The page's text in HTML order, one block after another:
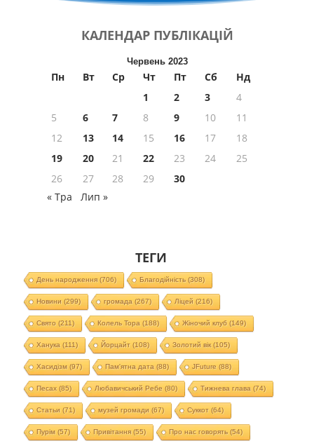
КАЛЕНДАР ПУБЛІКАЦІЙ
Червень 2023
Пн Вт Ср Чт Пт Сб
Нд
1
2 3
4
5
6 7 8 9 10
11
12
13 14 15 16 17
18
19
20 21 22 23 24
25
26
27 28 29
30
« Тра
Лип »
ТЕГИ
День народження(706) Благодійність(308)
Новини (299) громада (267) Ліцей (216)
Свято (211) Колель Тора (188) Жіночий клуб (149)
Ханука (111) Йорцайт (108) Золотий вік(105)
Хасидізм (97) Пам'ятна дата (88) JFuture (88)
Песах(85) Любавичський Ребе (80) Тижнева глава (74)
Статьи (71) музей громади (67) Суккот (64)
Пурім (57) Привітання(55) Про нас говорять(54)